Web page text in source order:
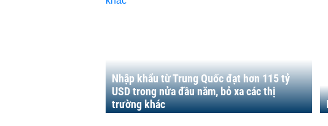
Nhập khẩu từ Trung Quốc đạt hơn 115 tỷ
USD trong nửa đầu năm, bỏ xa các thị
trường khác